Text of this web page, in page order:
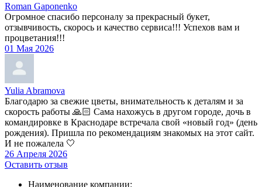
Roman Gaponenko
Огромное спасибо персоналу за прекрасный букет,
отзывчивость, скорось и качество сервиса!!! Успехов вам и
процветания!!!
01 Мая 2026
Yulia Abramova
Благодарю за свежие цветы, внимательность к деталям и за
скорость работы 🙏🏻 Сама нахожусь в другом городе, дочь в
командировке в Краснодаре встречала свой «новый год» (день
рождения). Пришла по рекомендациям знакомых на этот сайт.
И не пожалела 🤍
26 Апреля 2026
Оставить отзыв
Наименование компании: